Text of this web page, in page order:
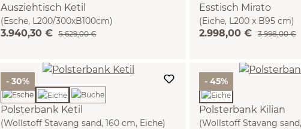
Ausziehtisch Ketil
(Esche, L200/300xB100cm)
3.940,30 € 5.629,00 €
Esstisch Mirato
(Eiche, L200 x B95 cm)
2.998,00 € 3.998,00 €
- 30%
Polsterbank Ketil
(Wollstoff Stavang sand, 160 cm, Eiche)
- 45%
Polsterbank Kilian
(Wollstoff Stavang